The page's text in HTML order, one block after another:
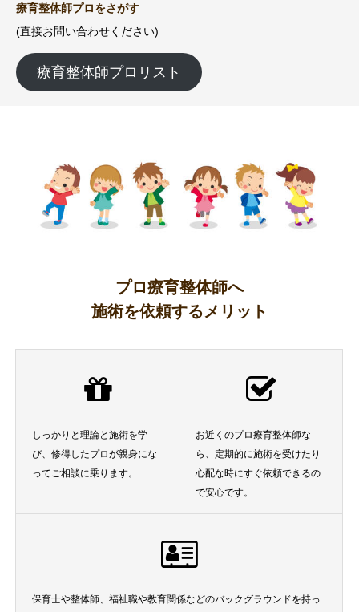
療育整体師プロをさがす
(直接お問い合わせください)
療育整体師プロリスト
プロ療育整体師へ
施術を依頼するメリット
しっかりと理論と施術を学
び、修得したプロが親身にな
ってご相談に乗ります。
お近くのプロ療育整体師な
ら、定期的に施術を受けたり
心配な時にすぐ依頼できるの
で安心です。
保育士や整体師、福祉職や教育関係などのバックグラウンドを持っ